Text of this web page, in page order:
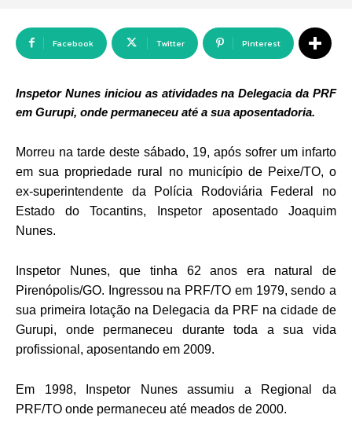
Facebook Twitter Pinterest
Inspetor Nunes iniciou as atividades na Delegacia da PRF
em Gurupi, onde permaneceu até a sua aposentadoria.
Morreu na tarde deste sábado, 19, após sofrer um infarto
em sua propriedade rural no município de Peixe/TO, o
ex-superintendente da Polícia Rodoviária Federal no
Estado do Tocantins, Inspetor aposentado Joaquim
Nunes.
Inspetor Nunes, que tinha 62 anos era natural de
Pirenópolis/GO. Ingressou na PRF/TO em 1979, sendo a
sua primeira lotação na Delegacia da PRF na cidade de
Gurupi, onde permaneceu durante toda a sua vida
profissional, aposentando em 2009.
Em 1998, Inspetor Nunes assumiu a Regional da
PRF/TO onde permaneceu até meados de 2000.